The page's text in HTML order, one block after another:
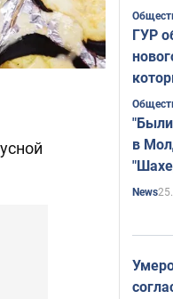
ГУР
в
News